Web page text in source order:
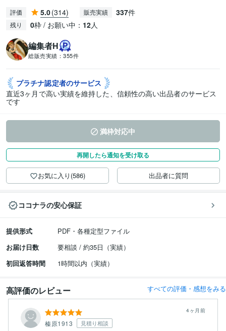
評価 5.0(314) 販売実績 337件
残り 0枠 / お願い中： 12人
編集者H
総販売実績： 355件
プラチナ認定者のサービス
直近3ヶ月で高い実績を維持した、信頼性の高い出品者のサービス
です
満枠対応中
再開したら通知を受け取る
お気に入り(586) 出品者に質問
ココナラの安心保証
提供形式
PDF・各種定型ファイル
お届け日数
要相談 / 約35日（実績）
初回返答時間
1時間以内（実績）
高評価のレビュー すべての評価・感想をみる
榛原1913 見積り相談
4ヶ月前